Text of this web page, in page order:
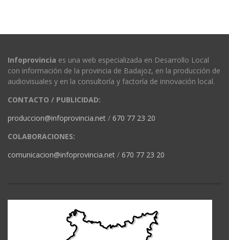
Infoprovincia es una web especializada en Desarrollo Local
con información de la provincia de Badajoz, en la producción de
audiovisuales y en la consultoría y factoría de innovación local.
CONTACTO / PUBLICIDAD:
produccion@infoprovincia.net / 670 77 23 20
COLABORACIONES:
comunicacion@infoprovincia.net / 670 77 23 20